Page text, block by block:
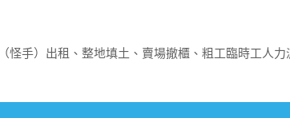
手）出租、整地填土、賣場撤櫃、粗工臨時工人